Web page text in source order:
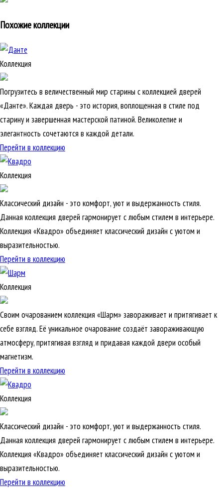
Похожие коллекции
Коллекция
Погрузитесь в величественный мир старины с коллекцией дверей
«Данте». Каждая дверь - это история, воплощенная в стиле под
старину и завершенная мастерской патиной. Великолепие и
элегантность сочетаются в каждой детали.
Перейти в коллекцию
Коллекция
Классический дизайн - это комфорт, уют и выдержанность стиля.
Данная коллекция дверей гармонирует с любым стилем в интерьере.
Коллекция «Квадро» объединяет классический дизайн с уютом и
выразительностью.
Перейти в коллекцию
Коллекция
Своим очарованием коллекция «Шарм» завораживает и притягивает к
себе взгляд. Её уникальное очарование создаёт завораживающую
атмосферу, притягивая взгляд и придавая каждой двери особый
магнетизм.
Перейти в коллекцию
Коллекция
Классический дизайн - это комфорт, уют и выдержанность стиля.
Данная коллекция дверей гармонирует с любым стилем в интерьере.
Коллекция «Квадро» объединяет классический дизайн с уютом и
выразительностью.
Перейти в коллекцию